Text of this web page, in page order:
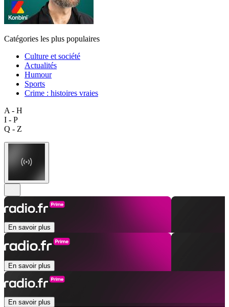
Catégories les plus populaires
Culture et société
Actualités
Humour
Sports
Crime : histoires vraies
A - H
I - P
Q - Z
En savoir plus
En savoir plus
En savoir plus